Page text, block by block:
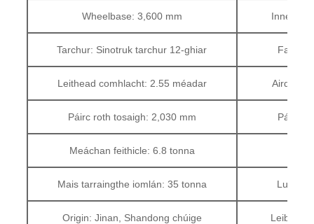
Wheelbase: 3,600 mm Inneall:
Tarchur: Sinotruk tarchur 12-ghiar Fad
Leithead comhlacht: 2.55 méadar Airde an
Páirc roth tosaigh: 2,030 mm Páirc
Meáchan feithicle: 6.8 tonna
Mais tarraingthe iomlán: 35 tonna Luas
Origin: Jinan, Shandong chúige Leibhéal